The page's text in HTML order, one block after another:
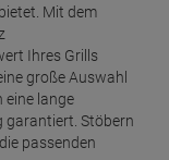
Mit dem
Ihres Grills
große Auswahl
eine lange
garantiert. Stöbern
passenden